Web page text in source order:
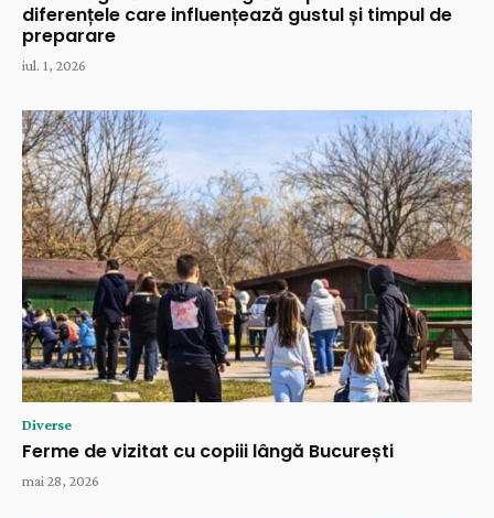
diferențele care influențează gustul și timpul de
preparare
iul. 1, 2026
Diverse
Ferme de vizitat cu copiii lângă București
mai 28, 2026